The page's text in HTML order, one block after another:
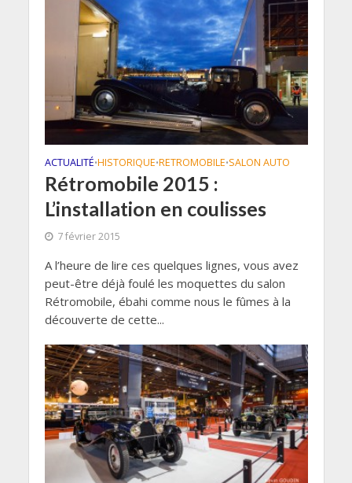
ACTUALITÉ•HISTORIQUE•RETROMOBILE•SALON AUTO
Rétromobile 2015 :
L’installation en coulisses
7 février 2015
A l’heure de lire ces quelques lignes, vous avez
peut-être déjà foulé les moquettes du salon
Rétromobile, ébahi comme nous le fûmes à la
découverte de cette...